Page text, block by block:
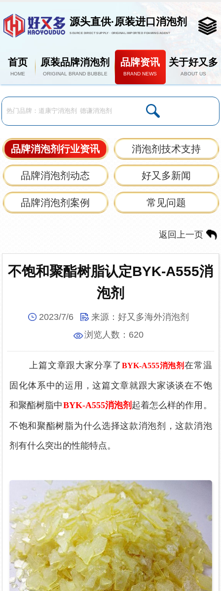
源头直供·原装进口消泡剂
SOURCE DIRECT SUPPLY · ORIGINAL IMPORTED FOAMING AGENT
首页
HOME
原装品牌消泡剂
ORIGINAL BRAND BUBBLE
品牌资讯
BRAND NEWS
关于好又多
ABOUT US
品牌消泡剂行业资讯 消泡剂技术支持
品牌消泡剂动态 好又多新闻
品牌消泡剂案例 常见问题
不饱和聚酯树脂认定BYK-A555消
泡剂
2023/7/6 来源：好又多海外消泡剂
浏览人数： 620
返回上一页
上篇文章跟大家分享了BYK-A555消泡剂 在常温
固化体系中的运用，这篇文章就跟大家谈谈在不饱
和聚酯树脂中BYK-A555消泡剂 起着怎么样的作用。
不饱和聚酯树脂为什么选择这款消泡剂，这款消泡
剂有什么突出的性能特点。